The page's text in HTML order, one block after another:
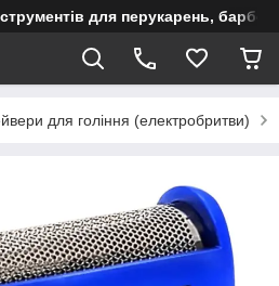
для перукарень,
для гоління (електробритви)